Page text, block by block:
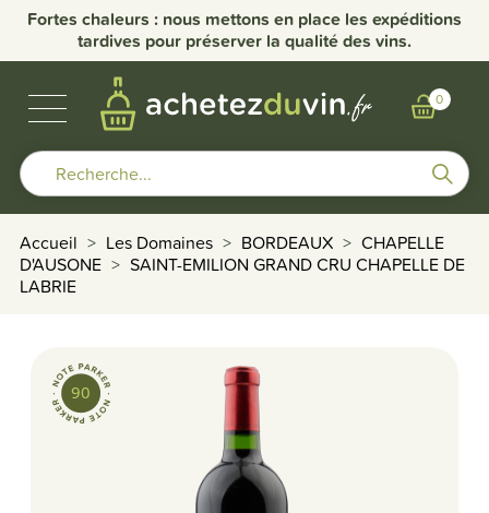
Fortes chaleurs : nous mettons en place les expéditions
tardives pour préserver la qualité des vins.
0
VINS DE BOURGOGNE
NOS DOMAINES
AUTRES RÉGIONS
BULLES & SPIRITUEUX
Accueil Les Domaines BORDEAUX
CHAPELLE
D'AUSONE
SAINT-EMILION GRAND CRU CHAPELLE DE
LABRIE
90
favorite_border